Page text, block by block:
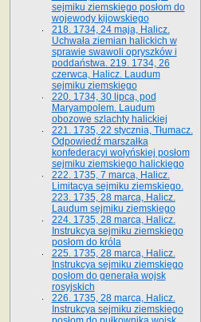
sejmiku ziemskiego posłom do
wojewody kijowskiego
218. 1734, 24 maja, Halicz.
Uchwała ziemian halickich w
sprawie swawoli opryszków i
poddaństwa. 219. 1734, 26
czerwca, Halicz. Laudum
sejmiku ziemskiego
220. 1734, 30 lipca, pod
Maryampolem. Laudum
obozowe szlachty halickiej
221. 1735, 22 stycznia, Tłumacz.
Odpowiedź marszałka
konfederacyi wołyńskiej posłom
sejmiku ziemskiego halickiego
222. 1735, 7 marca, Halicz.
Limitacya sejmiku ziemskiego.
223. 1735, 28 marca, Halicz.
Laudum sejmiku ziemskiego
224. 1735, 28 marca, Halicz.
Instrukcya sejmiku ziemskiego
posłom do króla
225. 1735, 28 marca, Halicz.
Instrukcya sejmiku ziemskiego
posłom do generała wojsk
rosyjskich
226. 1735, 28 marca, Halicz.
Instrukcya sejmiku ziemskiego